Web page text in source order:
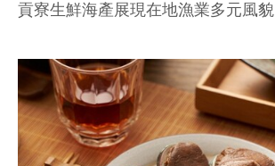
貢寮生鮮海產展現在地漁業多元風貌